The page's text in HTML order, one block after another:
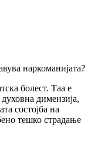
наркоманијата?
болест. Таа е
димензија,
состојба на
тешко страдање